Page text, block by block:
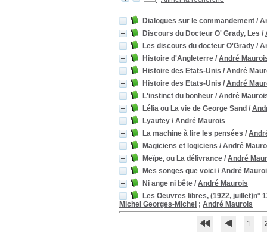
Dialogues sur le commandement /
Discours du Docteur O' Grady, Les /
Les discours du docteur O'Grady /
Histoire d'Angleterre / André
Histoire des Etats-Unis / André
Histoire des Etats-Unis / André
L'instinct du bonheur / André
Lélia ou La vie de George Sand /
Lyautey / André Maurois
La machine à lire les pensées /
Magiciens et logiciens / André
Meïpe, ou La délivrance / André
Mes songes que voici / André
Ni ange ni bête / André Maurois
Les Oeuvres libres, (1922, juillet)n°
Michel Georges-Michel ; André Maurois
1